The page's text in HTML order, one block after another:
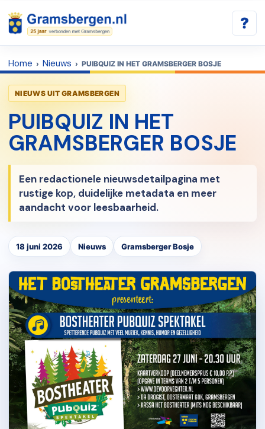
?
Home › Nieuws › PUIBQUIZ IN HET GRAMSBERGER BOSJE
NIEUWS UIT GRAMSBERGEN
PUIBQUIZ IN HET
GRAMSBERGER BOSJE
Een redactionele nieuwsdetailpagina met
rustige kop, duidelijke metadata en meer
aandacht voor leesbaarheid.
18 juni 2026 Nieuws Gramsberger Bosje